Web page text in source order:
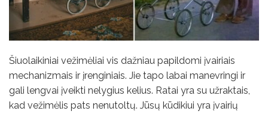
Šiuolaikiniai vežimėliai vis dažniau papildomi įvairiais
mechanizmais ir įrenginiais. Jie tapo labai manevringi ir
gali lengvai įveikti nelygius kelius. Ratai yra su užraktais,
kad vežimėlis pats nenutoltų. Jūsų kūdikiui yra įvairių